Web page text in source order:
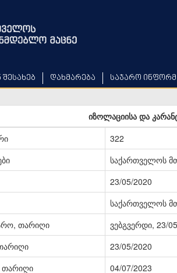
შესახებ დახმარება საჯარო
იზოლაციისა და
322
საქართველოს
23/05/2020
საქართველოს
თარიღი
ვებგვერდი, 23/
23/05/2020
თარიღი
04/07/2023